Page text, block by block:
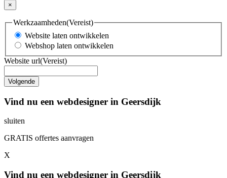
×
Werkzaamheden(Vereist)
Website laten ontwikkelen
Webshop laten ontwikkelen
Website url(Vereist)
Vind nu een webdesigner in Geersdijk
sluiten
GRATIS offertes aanvragen
X
Vind nu een webdesigner in Geersdijk